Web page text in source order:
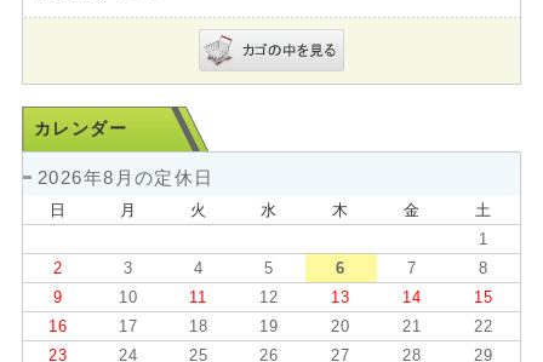
カレンダー
2026年8月の定休日
日 月 火 水 木 金
土
1
2
3 4 5 6 7
8
9
10 11 12 13 14
15
16
17 18 19 20 21
22
23
24 25 26 27 28 29